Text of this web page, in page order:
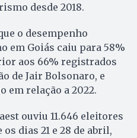
desde 2018.
o desempenho
em Goiás caiu para 58%
aos 66% registrados
de Jair Bolsonaro, e
em relação a 2022.
ouviu 11.646 eleitores
dias 21 e 28 de abril,